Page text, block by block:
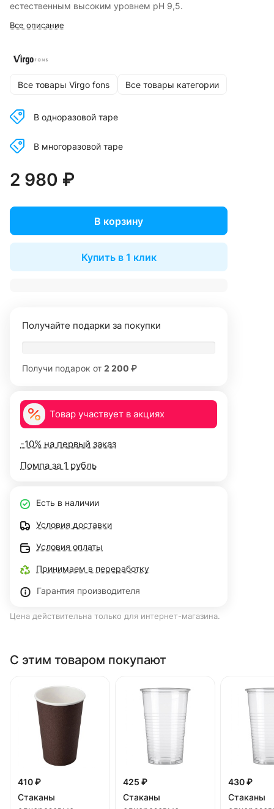
естественным высоким уровнем pH 9,5.
Все описание
Все товары Virgo fons Все товары категории
В одноразовой таре
В многоразовой таре
2 980 ₽
В корзину
Купить в 1 клик
Получайте подарки за покупки
Получи подарок от 2 200 ₽
Товар участвует в акциях
-10% на первый заказ
Помпа за 1 рубль
Есть в наличии
Условия доставки
Условия оплаты
Принимаем в переработку
Гарантия производителя
Цена действительна только для интернет-магазина.
С этим товаром покупают
410 ₽
Стаканы
425 ₽
Стаканы
430 ₽
Стаканы